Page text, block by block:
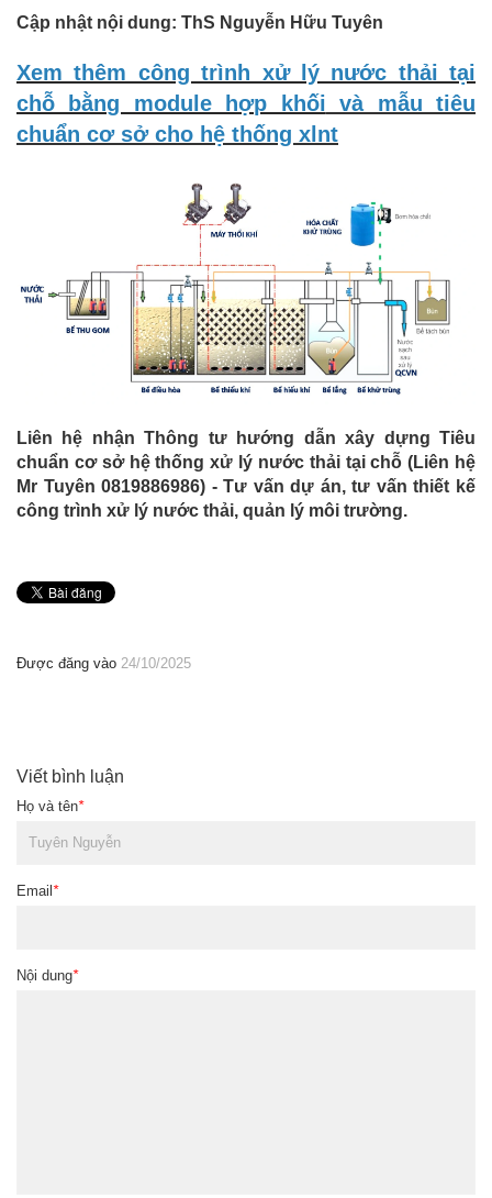
Cập nhật nội dung: ThS Nguyễn Hữu Tuyên
Xem thêm công trình xử lý nước thải tại
chỗ bằng module hợp khối và mẫu tiêu
chuẩn cơ sở cho hệ thống xlnt
Liên hệ nhận Thông tư hướng dẫn xây dựng Tiêu
chuẩn cơ sở hệ thống xử lý nước thải tại chỗ (Liên hệ
Mr Tuyên 0819886986) - Tư vấn dự án, tư vấn thiết kế
công trình xử lý nước thải, quản lý môi trường.
Được đăng vào 24/10/2025
Viết bình luận
Họ và tên*
Email *
Nội dung*